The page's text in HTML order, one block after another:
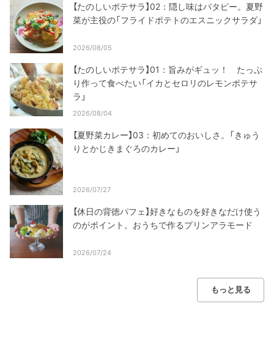
【たのしいポテサラ】02：隠し味はバタピー。夏野
菜が主役の「フライドポテトのエスニックサラダ」
2026/08/05
【たのしいポテサラ】01：旨みがギュッ！ たっぷ
り作って食べたい「イカとセロリのレモンポテサ
ラ」
2026/08/04
【夏野菜カレー】03：初めてのおいしさ。「きゅう
りとかじきまぐろのカレー」
2026/07/27
【休日の背徳パフェ】好きなものを好きなだけ使う
のがポイント。おうちで作るプリンアラモード
2026/07/24
もっと見る